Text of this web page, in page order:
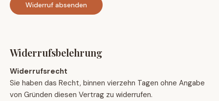
Widerruf absenden
Widerrufsbelehrung
Widerrufsrecht
Sie haben das Recht, binnen vierzehn Tagen ohne Angabe
von Gründen diesen Vertrag zu widerrufen.